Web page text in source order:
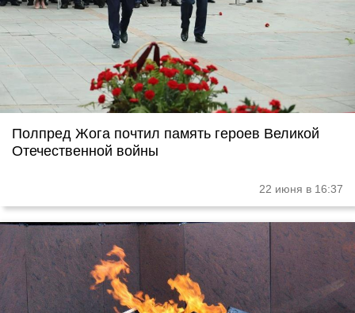
Полпред Жога почтил память героев Великой
Отечественной войны
22 июня в 16:37